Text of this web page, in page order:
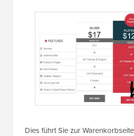
Dies führt Sie zur